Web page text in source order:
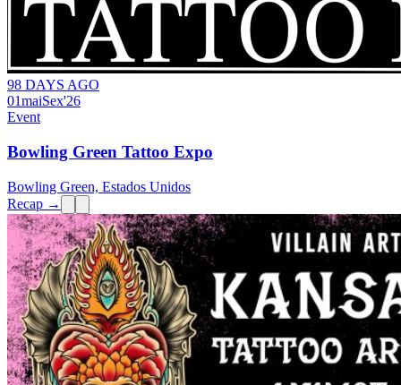
98 DAYS AGO
01maiSex'26
Event
Bowling Green Tattoo Expo
Bowling Green, Estados Unidos
Recap →